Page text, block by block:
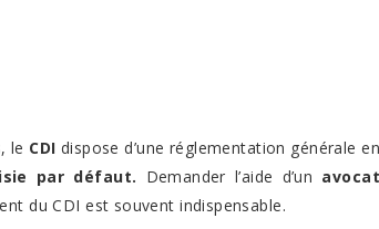
le CDI dispose d’une réglementation générale en
par défaut. Demander l’aide d’un avocat
du CDI est souvent indispensable.